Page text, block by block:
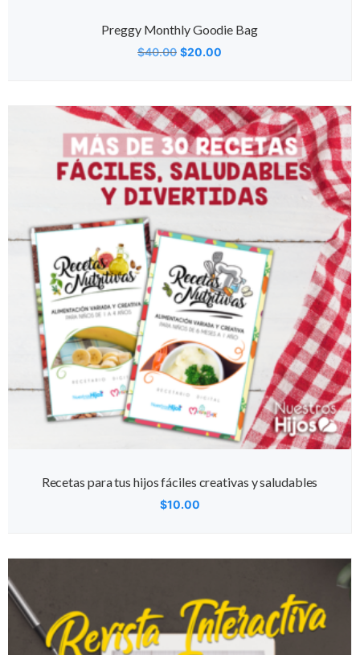
Preggy Monthly Goodie Bag
$40.00 $20.00
Recetas para tus hijos fáciles creativas y saludables
$10.00